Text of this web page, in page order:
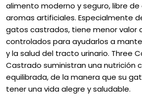
alimento moderno y seguro, libre
aromas artificiales. Especialmente
gatos castrados, tiene menor valor
controlados para ayudarlos a
y la salud del tracto urinario. Three
Castrado suministran una nutrición
equilibrada, de la manera que su
tener una vida alegre y saludable.